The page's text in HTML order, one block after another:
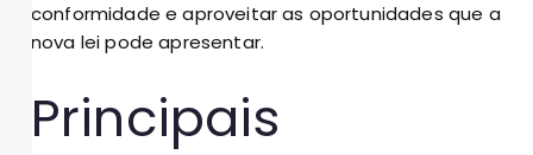
conformidade e aproveitar as oportunidades que a
nova lei pode apresentar.
Principais